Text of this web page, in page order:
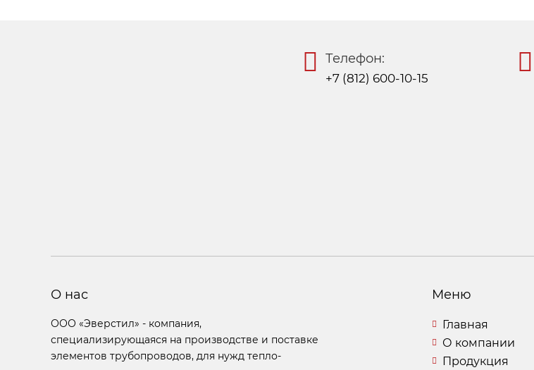
Телефон:
+7 (812) 600-10-15
О нас
ООО «Эверстил» - компания,
специализирующаяся на производстве и поставке
элементов трубопроводов, для нужд тепло-
Меню
Главная
О компании
Продукция